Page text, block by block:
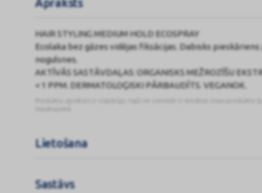
HAIR STYLING MEDIUM HOLD ECOSPRAY
Ecolaka bez gāzes vidējas fiksācijas. Dabisks
nogulsnes.
AKTĪVĀS SASTĀVDAĻAS: ORGANISKS MEŽROZĪŠU
< 1 PPM. DERMATOLOĢISKI PĀRBAUDĪTS. VEGANOK.
Lietošana
Sastāvs